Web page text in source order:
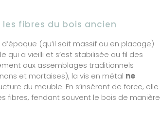
fibres du bois ancien
(qu’il soit massif ou en placage)
qui a vieilli et s’est stabilisée au fil des
aux assemblages traditionnels
et mortaises), la vis en métal ne
du meuble. En s’insérant de force, elle
fibres, fendant souvent le bois de manière